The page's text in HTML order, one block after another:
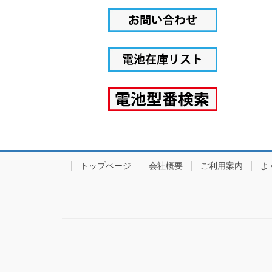
トップページ 会社概要 ご利用案内 よ